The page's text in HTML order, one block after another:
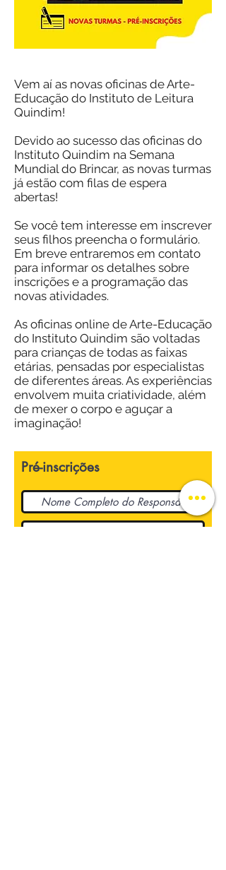
Vem aí as novas oficinas de Arte-
Educação do Instituto de Leitura
Quindim!
Devido ao sucesso das oficinas do
Instituto Quindim na Semana
Mundial do Brincar, as novas turmas
já estão com filas de espera
abertas!
Se você tem interesse em inscrever
seus filhos preencha o formulário.
Em breve entraremos em contato
para informar os detalhes sobre
inscrições e a programação das
novas atividades.
As oficinas online de Arte-Educação
do Instituto Quindim são voltadas
para crianças de todas as faixas
etárias, pensadas por especialistas
de diferentes áreas. As experiências
envolvem muita criatividade, além
de mexer o corpo e aguçar a
imaginação!
Pré-inscrições